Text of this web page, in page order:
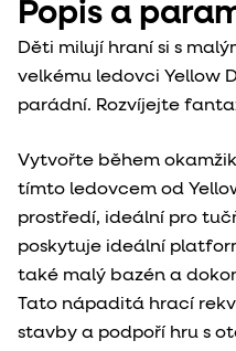
Popis a
Děti milují hraní si s
velkému ledovci Yellow
parádní. Rozvíjejte
Vytvořte během
tímto ledovcem od
prostředí, ideální pro
poskytuje ideální
také malý bazén a
Tato nápaditá hrací
stavby a podpoří hru s